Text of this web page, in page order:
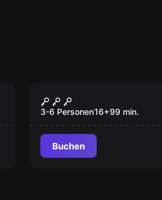
Das Vermächtnis der
Vorfahren
3-6 Personen16+99 min.
Buchen